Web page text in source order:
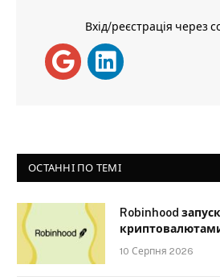
Вхід/реєстрація через
ОСТАННІ ПО ТЕМІ
Robinhood
криптовалютами
10 Серпня 2026